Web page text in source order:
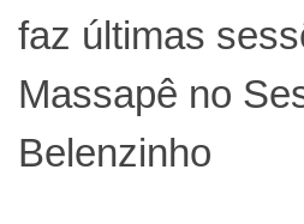
faz últimas
Massapê no
Belenzinho